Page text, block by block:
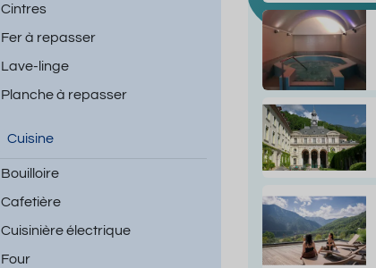
Cintres
Fer à repasser
Lave-linge
Planche à repasser
Cuisine
Bouilloire
Cafetière
Cuisinière électrique
Four